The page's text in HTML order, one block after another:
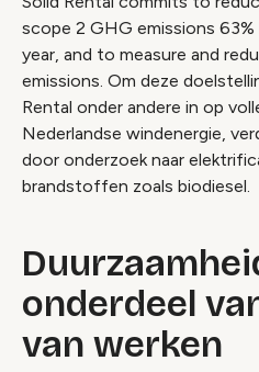
scope 2 GHG emissions
year, and to measure and
emissions. Om deze
Rental onder andere in op
Nederlandse windenergie,
door onderzoek naar
brandstoffen zoals biodiesel.
onderdeel
van werken